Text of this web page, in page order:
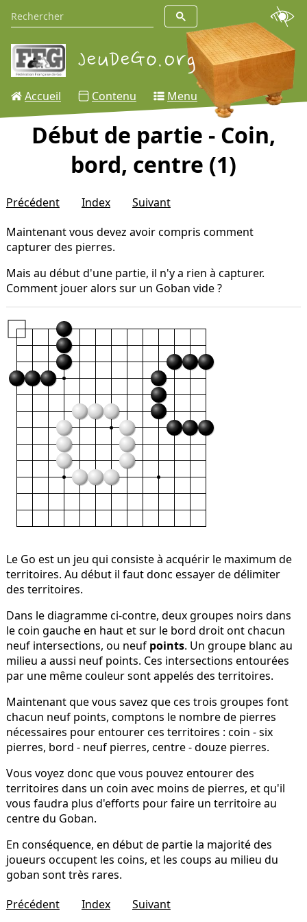
Accueil Contenu Menu
Début de partie - Coin,
bord, centre (1)
Précédent Index
Suivant
Maintenant vous devez avoir compris comment
capturer des pierres.
Mais au début d'une partie, il n'y a rien à capturer.
Comment jouer alors sur un Goban vide ?
Le Go est un jeu qui consiste à acquérir le maximum de
territoires. Au début il faut donc essayer de délimiter
des territoires.
Dans le diagramme ci-contre, deux groupes noirs dans
le coin gauche en haut et sur le bord droit ont chacun
neuf intersections, ou neuf points. Un groupe blanc au
milieu a aussi neuf points. Ces intersections entourées
par une même couleur sont appelés des territoires.
Maintenant que vous savez que ces trois groupes font
chacun neuf points, comptons le nombre de pierres
nécessaires pour entourer ces territoires : coin - six
pierres, bord - neuf pierres, centre - douze pierres.
Vous voyez donc que vous pouvez entourer des
territoires dans un coin avec moins de pierres, et qu'il
vous faudra plus d'efforts pour faire un territoire au
centre du Goban.
En conséquence, en début de partie la majorité des
joueurs occupent les coins, et les coups au milieu du
goban sont très rares.
Précédent
Index Suivant